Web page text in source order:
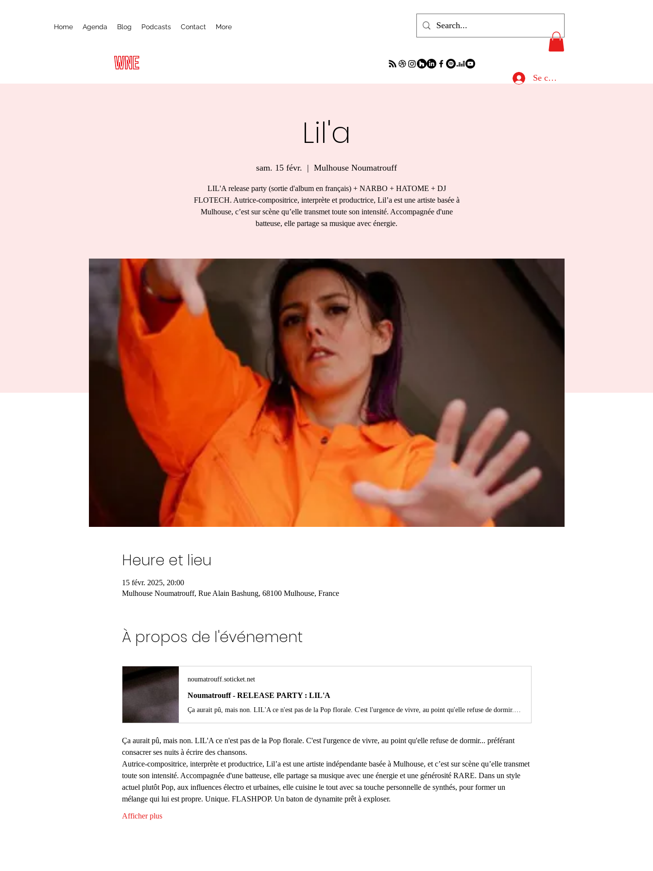
Home Agenda Blog Podcasts Contact More
Se connecter
Lil'a
sam. 15 févr.
  |
Mulhouse Noumatrouff
LIL'A release party (sortie d'album en français) + NARBO + HATOME + DJ
FLOTECH. Autrice-compositrice, interprète et productrice, Lil’a est une artiste basée à
Mulhouse, c’est sur scène qu’elle transmet toute son intensité. Accompagnée d'une
batteuse, elle partage sa musique avec énergie.
Heure et lieu
15 févr. 2025, 20:00
Mulhouse Noumatrouff, Rue Alain Bashung, 68100 Mulhouse, France
À propos de l'événement
noumatrouff.soticket.net
Noumatrouff - RELEASE PARTY : LIL'A
Ça aurait pû, mais non. LIL'A ce n'est pas de la Pop florale. C'est l'urgence de vivre, au point qu'elle refuse de dormir... préférant
consacrer ses nuits à écrire des chansons.
Autrice-compositrice, interprète et productrice, Lil’a est une artiste indépendante basée à Mulhouse, et c’est sur scène qu’elle transmet
toute son intensité. Accompagnée d'une batteuse, elle partage sa musique avec une énergie et une générosité RARE. Dans un style
actuel plutôt Pop, aux influences électro et urbaines, elle cuisine le tout avec sa touche personnelle de synthés, pour former un
mélange qui lui est propre. Unique. FLASHPOP. Un baton de dynamite prêt à exploser.
Afficher plus